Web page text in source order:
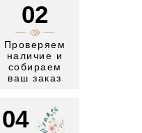
02
Проверяем
наличие и
собираем
ваш заказ
04